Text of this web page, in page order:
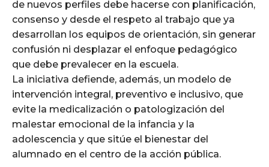
de nuevos perfiles debe hacerse con planificación,
consenso y desde el respeto al trabajo que ya
desarrollan los equipos de orientación, sin generar
confusión ni desplazar el enfoque pedagógico
que debe prevalecer en la escuela.
La iniciativa defiende, además, un modelo de
intervención integral, preventivo e inclusivo, que
evite la medicalización o patologización del
malestar emocional de la infancia y la
adolescencia y que sitúe el bienestar del
alumnado en el centro de la acción pública.